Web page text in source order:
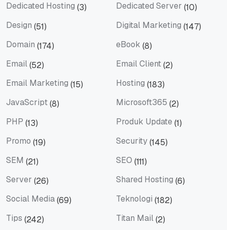
Dedicated Hosting (3) Dedicated Server (10)
Design (51) Digital Marketing (147)
Domain (174) eBook (8)
Email(52) Email Client(2)
Email Marketing (15) Hosting (183)
JavaScript(8) Microsoft365 (2)
PHP (13) Produk Update (1)
Promo (19) Security(145)
SEM (21) SEO (111)
Server (26) Shared Hosting (6)
Social Media(69) Teknologi (182)
Tips (242) Titan Mail(2)